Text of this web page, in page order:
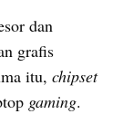
dan
grafis
itu, chipset
gaming.